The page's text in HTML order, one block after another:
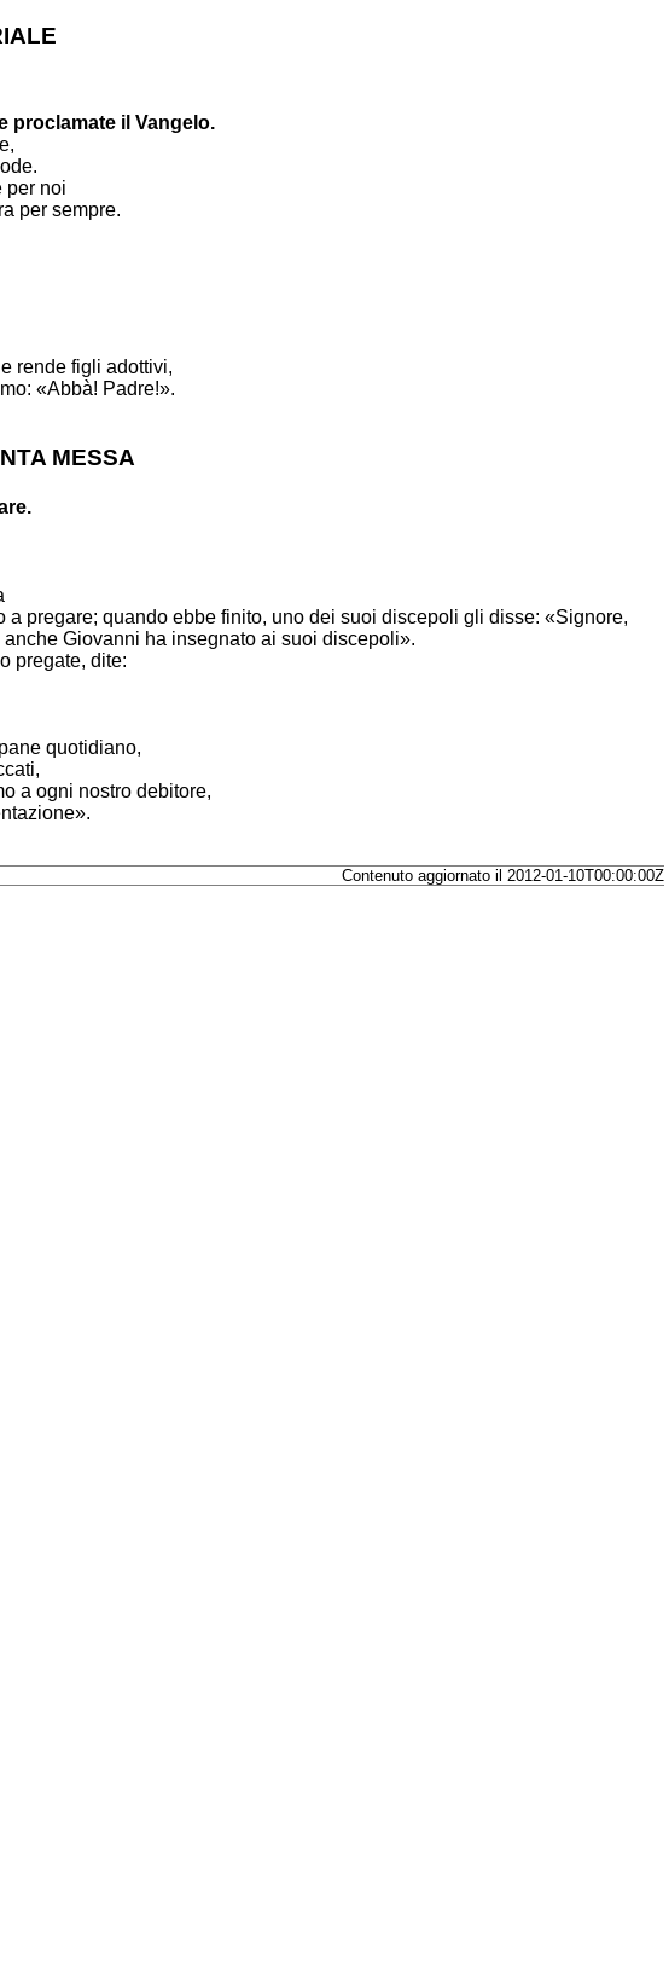
proclamate il Vangelo.
per noi
per sempre.
rende figli adottivi,
«Abbà! Padre!».
MESSA
a pregare; quando ebbe finito, uno dei suoi discepoli gli disse: «Signore,
Giovanni ha insegnato ai suoi discepoli».
pregate, dite:
quotidiano,
a ogni nostro debitore,
Contenuto aggiornato il 2012-01-10T00:00:00Z